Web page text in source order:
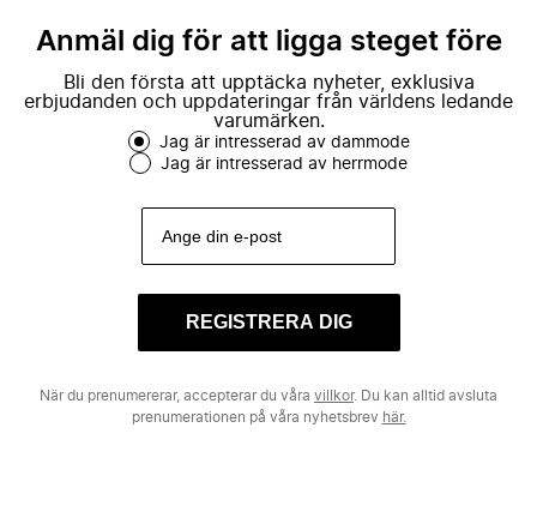
Anmäl dig för att ligga steget före
Bli den första att upptäcka nyheter, exklusiva
erbjudanden och uppdateringar från världens ledande
varumärken.
Jag är intresserad av dammode
Jag är intresserad av herrmode
REGISTRERA DIG
När du prenumererar, accepterar du våra villkor. Du kan alltid avsluta
prenumerationen på våra nyhetsbrev här.